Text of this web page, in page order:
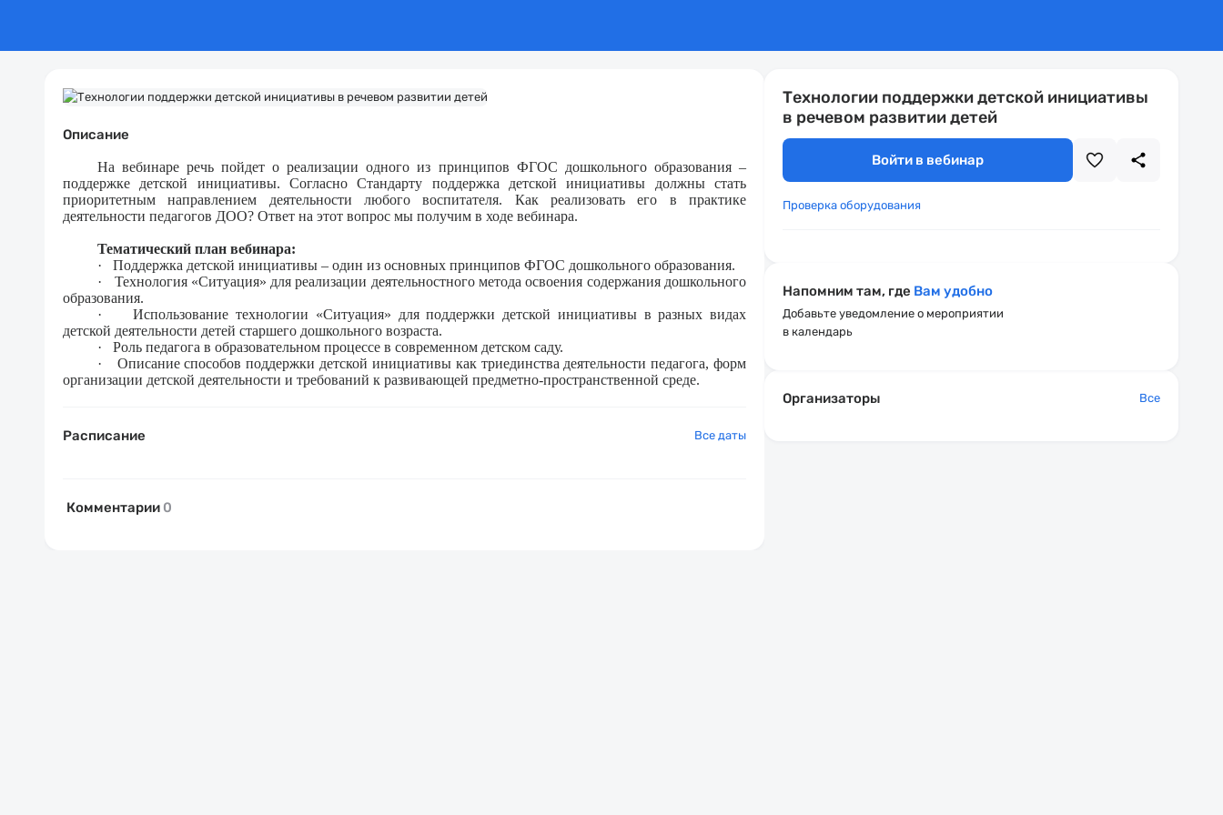
Описание
На вебинаре речь пойдет о реализации одного из принципов ФГОС дошкольного образования –
поддержке детской инициативы. Согласно Стандарту поддержка детской инициативы должны стать
приоритетным направлением деятельности любого воспитателя. Как реализовать его в практике
деятельности педагогов ДОО? Ответ на этот вопрос мы получим в ходе вебинара.
Тематический план вебинара:
·
Поддержка детской инициативы – один из основных принципов ФГОС дошкольного образования.
·
Технология «Ситуация» для реализации деятельностного метода освоения содержания дошкольного
образования.
·
Использование технологии «Ситуация» для поддержки детской инициативы в разных видах
детской деятельности детей старшего дошкольного возраста.
·
Роль педагога в образовательном процессе в современном детском саду.
·
Описание способов поддержки детской инициативы как триединства деятельности педагога, форм
организации детской деятельности и требований к развивающей предметно-пространственной среде.
Расписание Все даты
Комментарии 0
Технологии поддержки детской инициативы
в речевом развитии детей
Войти в вебинар
Проверка оборудования
Напомним там, где Вам удобно
Добавьте уведомление о мероприятии
в календарь
Организаторы Все